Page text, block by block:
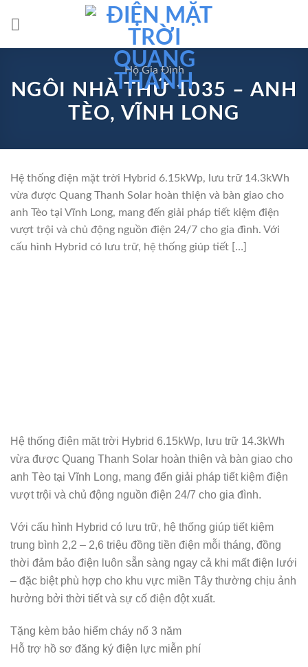
Hộ Gia Đình
NGÔI NHÀ THỨ 1035 – ANH
TÈO, VĨNH LONG
Hệ thống điện mặt trời Hybrid 6.15kWp, lưu trữ 14.3kWh
vừa được Quang Thanh Solar hoàn thiện và bàn giao cho
anh Tèo tại Vĩnh Long, mang đến giải pháp tiết kiệm điện
vượt trội và chủ động nguồn điện 24/7 cho gia đình. Với
cấu hình Hybrid có lưu trữ, hệ thống giúp tiết […]
Hệ thống điện mặt trời Hybrid 6.15kWp, lưu trữ 14.3kWh
vừa được Quang Thanh Solar hoàn thiện và bàn giao cho
anh Tèo tại Vĩnh Long, mang đến giải pháp tiết kiệm điện
vượt trội và chủ động nguồn điện 24/7 cho gia đình.
Với cấu hình Hybrid có lưu trữ, hệ thống giúp tiết kiệm
trung bình 2,2 – 2,6 triệu đồng tiền điện mỗi tháng, đồng
thời đảm bảo điện luôn sẵn sàng ngay cả khi mất điện lưới
– đặc biệt phù hợp cho khu vực miền Tây thường chịu ảnh
hưởng bởi thời tiết và sự cố điện đột xuất.
Tặng kèm bảo hiểm cháy nổ 3 năm
Hỗ trợ hồ sơ đăng ký điện lực miễn phí